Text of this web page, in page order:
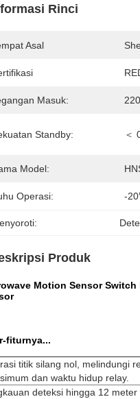
Rinci
Asal
Masuk:
Standby: ＜
Model:
Operasi: -
Produk
Motion Sensor
fiturnya...
titik silang nol, melindungi
dan waktu hidup relay.
deteksi hingga 12 meter